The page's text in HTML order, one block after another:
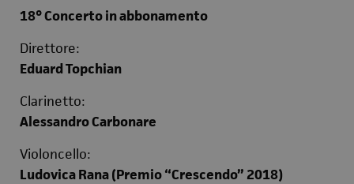
18° Concerto in abbonamento
Direttore:
Eduard Topchian
Clarinetto:
Alessandro Carbonare
Violoncello:
Ludovica Rana (Premio “Crescendo” 2018)